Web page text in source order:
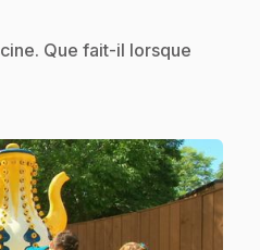
Que fait-il lorsque